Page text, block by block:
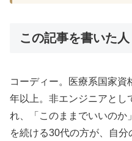
この記事を書いた人
コーディー。医療系国家
年以上。非エンジニアとし
れ、「このままでいいのか
を続ける30代の方が、自